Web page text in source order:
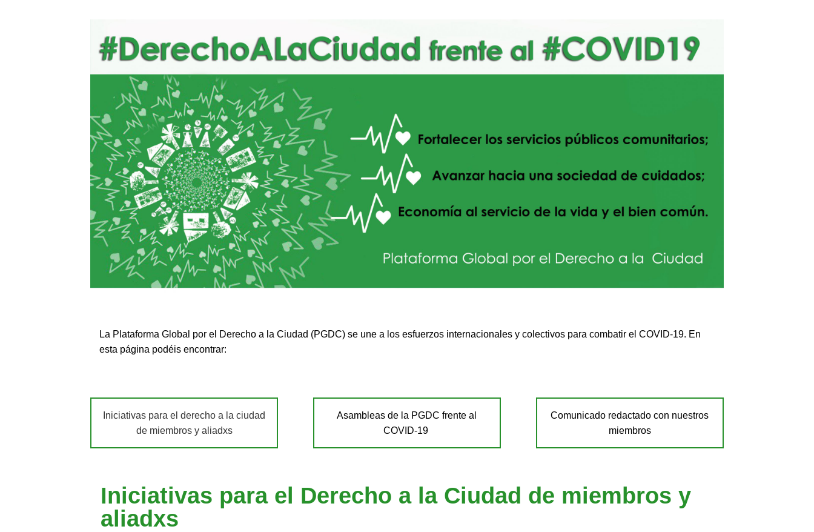
La Plataforma Global por el Derecho a la Ciudad (PGDC) se une a los esfuerzos internacionales y colectivos para combatir el COVID-19. En
esta página podéis encontrar:
Iniciativas para el derecho a la ciudad
de miembros y aliadxs
Asambleas de la PGDC frente al
COVID-19
Comunicado redactado con nuestros
miembros
Iniciativas para el Derecho a la Ciudad de miembros y
aliadxs